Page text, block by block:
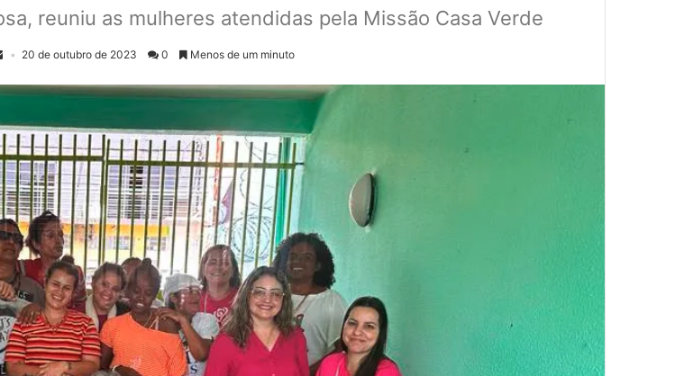
reuniu as mulheres atendidas pela Missão Casa Verde
20 de outubro de 2023 0 Menos de um minuto